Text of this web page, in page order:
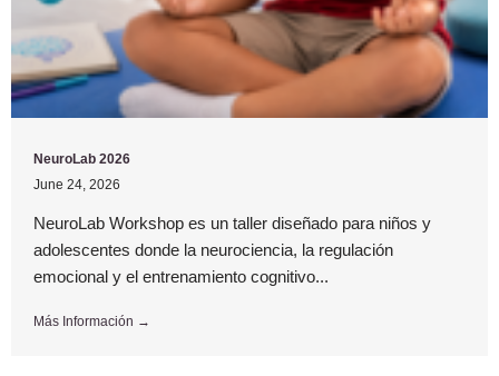
NeuroLab 2026
June 24, 2026
NeuroLab Workshop es un taller diseñado para niños y
adolescentes donde la neurociencia, la regulación
emocional y el entrenamiento cognitivo...
Más Información →